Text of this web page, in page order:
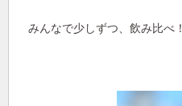
みんなで少しずつ、飲み比べ！